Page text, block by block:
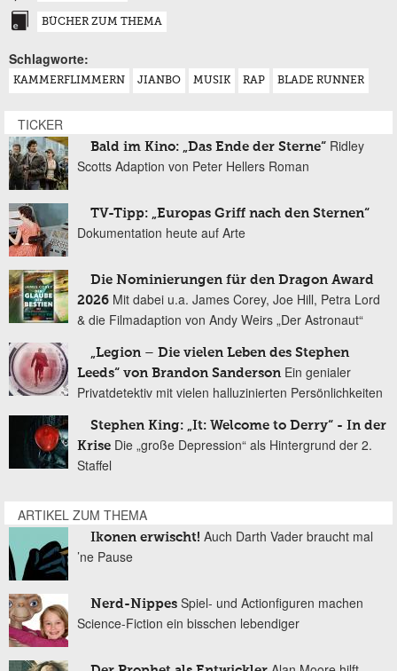
BÜCHER ZUM THEMA
Schlagworte:
KAMMERFLIMMERN JIANBO MUSIK RAP BLADE RUNNER
TICKER
Bald im Kino: „Das Ende der Sterne“ Ridley
Scotts Adaption von Peter Hellers Roman
TV-Tipp: „Europas Griff nach den Sternen“
Dokumentation heute auf Arte
Die Nominierungen für den Dragon Award
2026 Mit dabei u.a. James Corey, Joe Hill, Petra Lord
& die Filmadaption von Andy Weirs „Der Astronaut“
„Legion – Die vielen Leben des Stephen
Leeds“ von Brandon Sanderson Ein genialer
Privatdetektiv mit vielen halluzinierten Persönlichkeiten
Stephen King: „It: Welcome to Derry“ - In der
Krise Die „große Depression“ als Hintergrund der 2.
Staffel
ARTIKEL ZUM THEMA
Ikonen erwischt! Auch Darth Vader braucht mal
’ne Pause
Nerd-Nippes Spiel- und Actionfiguren machen
Science-Fiction ein bisschen lebendiger